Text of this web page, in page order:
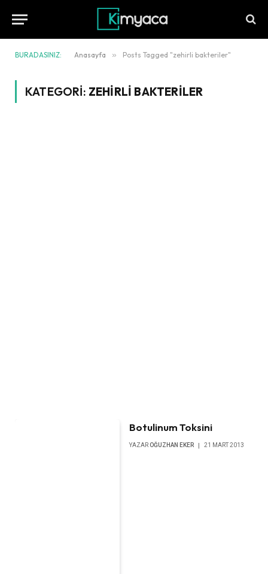
BURADASINIZ: Anasayfa » Posts Tagged "zehirli bakteriler"
KATEGORI: ZEHIRLI BAKTERILER
Botulinum Toksini
YAZAR OĞUZHAN EKER 21 MART 2013